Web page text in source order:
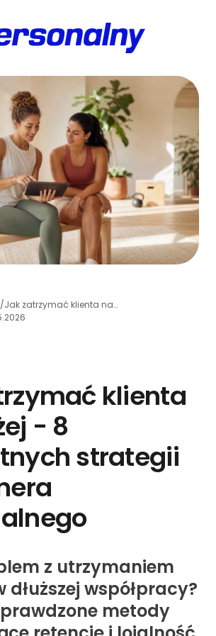
/
Jak zatrzymać klienta na dłużej - 8 konkretnych strategii dla trenera personalnego
klienta
- 8
strategii
z utrzymaniem
dłuższej współpracy?
metody